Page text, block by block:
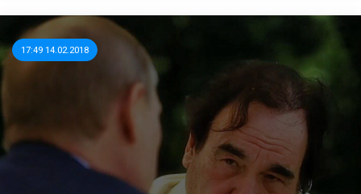
17:49 14.02.2018